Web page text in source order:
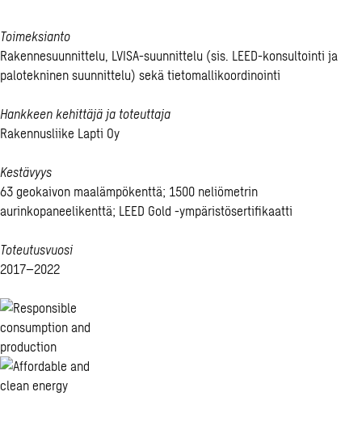
Toimeksianto
Rakennesuunnittelu, LVISA-suunnittelu (sis. LEED-konsultointi ja
palotekninen suunnittelu) sekä tietomallikoordinointi
Hankkeen kehittäjä ja toteuttaja
Rakennusliike Lapti Oy
Kestävyys
63 geokaivon maalämpökenttä; 1500 neliömetrin
aurinkopaneelikenttä; LEED Gold -ympäristösertifikaatti
Toteutusvuosi
2017–2022